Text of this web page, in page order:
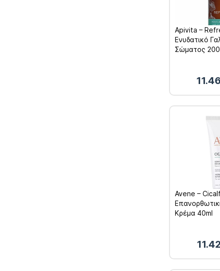
Apivita –
Ενυδατικό
Σώματος
11.46
Avene –
Κρέμα 40ml
11.42